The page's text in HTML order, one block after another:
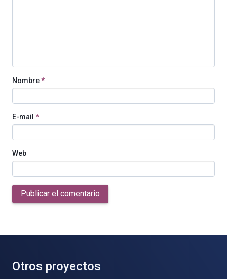
Nombre*
E-mail *
Web
Publicar el comentario
Otros proyectos